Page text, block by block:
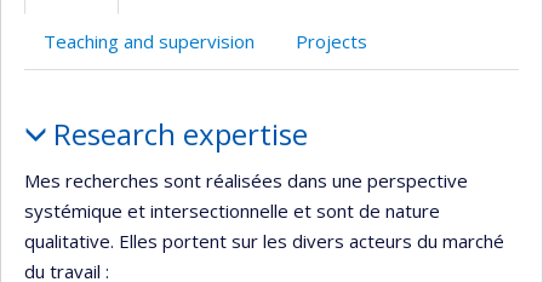
Teaching and supervision Projects
Research expertise
Mes recherches sont réalisées dans une perspective
systémique et intersectionnelle et sont de nature
qualitative. Elles portent sur les divers acteurs du marché
du travail :